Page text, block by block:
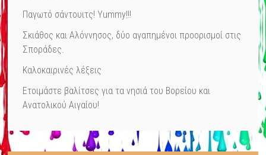
Παγωτό σάντουιτς! Yummy!!!
Σκιάθος και Αλόννησος, δύο αγαπημένοι προορισμοί στις
Σποράδες.
Καλοκαιρινές λέξεις
Ετοιμάστε βαλίτσες για τα νησιά του Βορείου και
Ανατολικού Αιγαίου!